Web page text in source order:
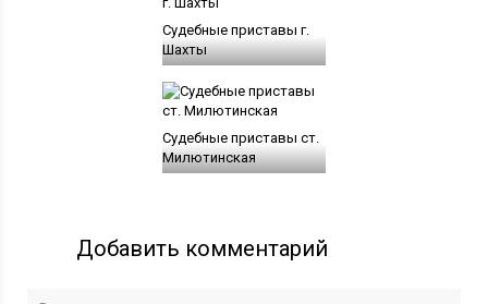
Судебные приставы г.
Шахты
Судебные приставы ст.
Милютинская
Добавить комментарий